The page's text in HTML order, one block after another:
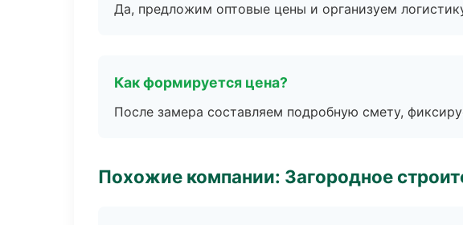
Да, предложим оптовые цены и организуем
Как формируется цена?
После замера составляем подробную смету,
Похожие компании: Загородное